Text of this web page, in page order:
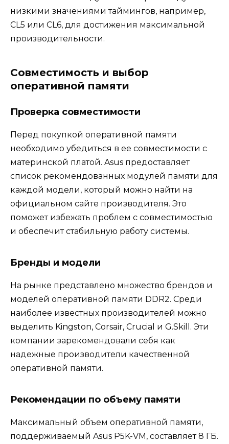
низкими значениями таймингов, например,
CL5 или CL6, для достижения максимальной
производительности.
Совместимость и выбор
оперативной памяти
Проверка совместимости
Перед покупкой оперативной памяти
необходимо убедиться в ее совместимости с
материнской платой. Asus предоставляет
список рекомендованных модулей памяти для
каждой модели, который можно найти на
официальном сайте производителя. Это
поможет избежать проблем с совместимостью
и обеспечит стабильную работу системы.
Бренды и модели
На рынке представлено множество брендов и
моделей оперативной памяти DDR2. Среди
наиболее известных производителей можно
выделить Kingston, Corsair, Crucial и G.Skill. Эти
компании зарекомендовали себя как
надежные производители качественной
оперативной памяти.
Рекомендации по объему памяти
Максимальный объем оперативной памяти,
поддерживаемый Asus P5K-VM, составляет 8 ГБ.